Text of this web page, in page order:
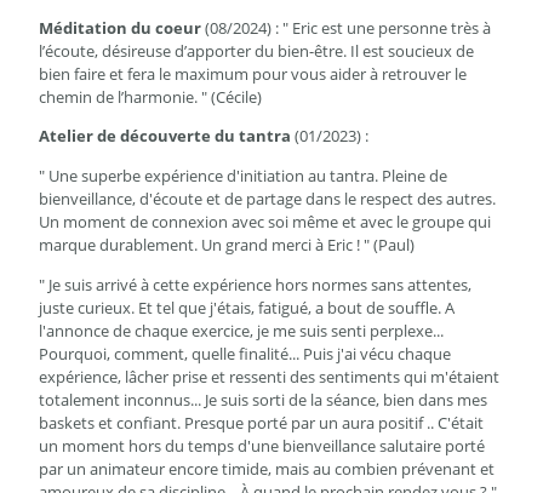
Méditation du coeur(08/2024) : " Eric est une personne très à
l’écoute, désireuse d’apporter du bien-être. Il est soucieux de
bien faire et fera le maximum pour vous aider à retrouver le
chemin de l’harmonie. " (Cécile)
Atelier de découverte du tantra (01/2023) :
" Une superbe expérience d'initiation au tantra. Pleine de
bienveillance, d'écoute et de partage dans le respect des autres.
Un moment de connexion avec soi même et avec le groupe qui
marque durablement. Un grand merci à Eric ! " (Paul)
" Je suis arrivé à cette expérience hors normes sans attentes,
juste curieux. Et tel que j'étais, fatigué, a bout de souffle. A
l'annonce de chaque exercice, je me suis senti perplexe...
Pourquoi, comment, quelle finalité... Puis j'ai vécu chaque
expérience, lâcher prise et ressenti des sentiments qui m'étaient
totalement inconnus... Je suis sorti de la séance, bien dans mes
baskets et confiant. Presque porté par un aura positif .. C'était
un moment hors du temps d'une bienveillance salutaire porté
par un animateur encore timide, mais au combien prévenant et